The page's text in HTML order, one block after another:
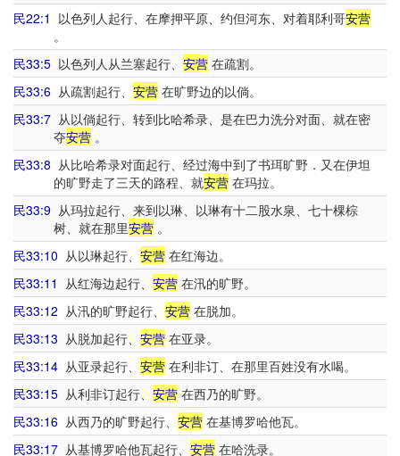
民22:1 以色列人起行、在摩押平原、约但河东、对着耶利哥安营
。
民33:5 以色列人从兰塞起行、 安营 在疏割。
民33:6 从疏割起行、 安营 在旷野边的以倘。
民33:7 从以倘起行、转到比哈希录、是在巴力洗分对面、就在密
夺安营。
民33:8 从比哈希录对面起行、经过海中到了书珥旷野．又在伊坦
的旷野走了三天的路程、就安营在玛拉。
民33:9 从玛拉起行、来到以琳、以琳有十二股水泉、七十棵棕
树、就在那里安营。
民33:10 从以琳起行、 安营 在红海边。
民33:11 从红海边起行、 安营 在汛的旷野。
民33:12 从汛的旷野起行、 安营 在脱加。
民33:13 从脱加起行、 安营 在亚录。
民33:14 从亚录起行、 安营 在利非订、在那里百姓没有水喝。
民33:15 从利非订起行、 安营 在西乃的旷野。
民33:16 从西乃的旷野起行、 安营 在基博罗哈他瓦。
民33:17 从基博罗哈他瓦起行、 安营 在哈洗录。